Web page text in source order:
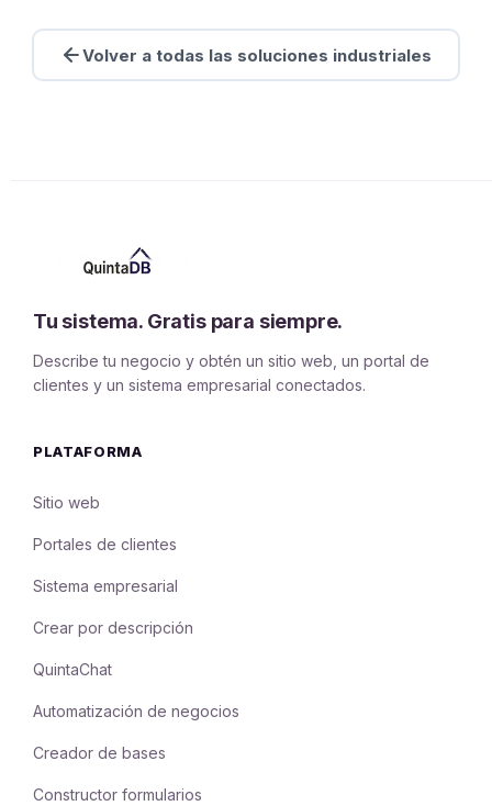
Volver a todas las soluciones industriales
Tu sistema. Gratis para siempre.
Describe tu negocio y obtén un sitio web, un portal de
clientes y un sistema empresarial conectados.
PLATAFORMA
Sitio web
Portales de clientes
Sistema empresarial
Crear por descripción
QuintaChat
Automatización de negocios
Creador de bases
Constructor formularios